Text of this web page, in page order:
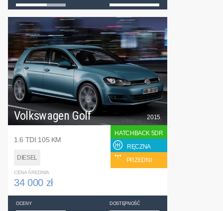
Volkswagen Golf
1.6 TDI 105 KM
DIESEL
2015
HATCHBACK 5DR
RĘCZNA
PRZEDNI
CENA ŚREDNIA
34 000 zł
OCENY DOSTĘPNOŚĆ